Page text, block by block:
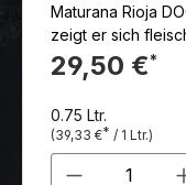
Maturana Rioja
zeigt er sich
gewobenen
genügend
29,50 €*
0.75 Ltr.
(39,33 €* / 1 Ltr.)
Produkt